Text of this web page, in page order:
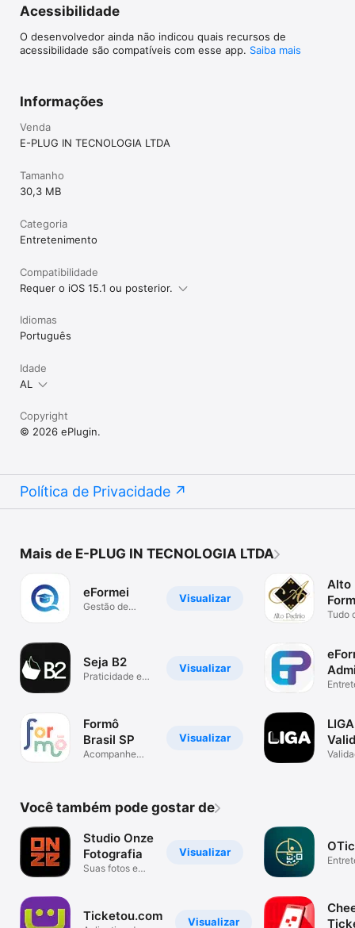
Acessibilidade
O desenvolvedor ainda não indicou quais recursos de
acessibilidade são compatíveis com esse app. Saiba mais
Informações
Venda
E-PLUG IN TECNOLOGIA LTDA
Tamanho
30,3 MB
Categoria
Entreteni­mento
Compatibilidade
Requer o iOS 15.1 ou posterior.
Idiomas
Português
Idade
AL
Copyright
© 2026 ePlugin.
Política de Privacidade
Mais de E-PLUG IN TECNOLOGIA LTDA
Visualizar
eFormei
Gestão de
Visualizar
Seja B2
Praticidade e
Visualizar
Formô
Brasil SP
Acompanhe
Alto
Tudo
Você também pode gostar de
Visualizar
Studio Onze
Fotografia
Suas fotos em
Visualizar
Ticketou.com